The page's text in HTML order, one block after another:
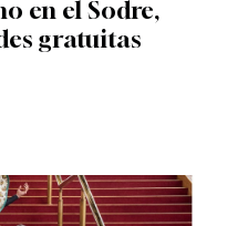
en el Sodre,
gratuitas